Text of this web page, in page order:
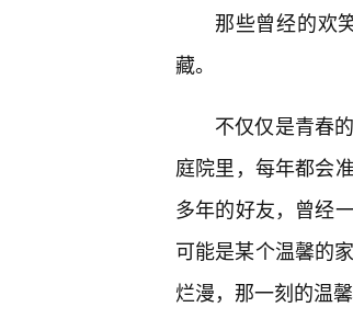
那些曾经的欢
藏。
不仅仅是青春
庭院里，每年都会
多年的好友，曾经
可能是某个温馨的
烂漫，那一刻的温